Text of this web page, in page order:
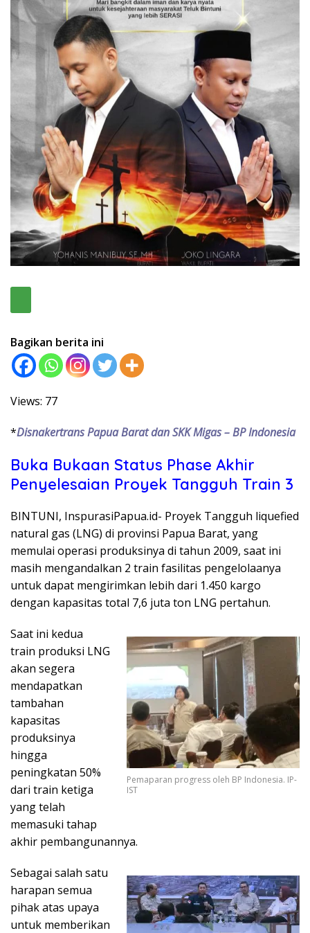
Bagikan berita ini
Views: 77
*Disnakertrans Papua Barat dan SKK Migas – BP Indonesia
Buka Bukaan Status Phase Akhir
Penyelesaian Proyek Tangguh Train 3
BINTUNI, InspurasiPapua.id- Proyek Tangguh liquefied
natural gas (LNG) di provinsi Papua Barat, yang
memulai operasi produksinya di tahun 2009, saat ini
masih mengandalkan 2 train fasilitas pengelolaanya
untuk dapat mengirimkan lebih dari 1.450 kargo
dengan kapasitas total 7,6 juta ton LNG pertahun.
Pemaparan progress oleh BP Indonesia. IP-
IST
Saat ini kedua
train produksi LNG
akan segera
mendapatkan
tambahan
kapasitas
produksinya
hingga
peningkatan 50%
dari train ketiga
yang telah
memasuki tahap
akhir pembangunannya.
Sebagai salah satu
harapan semua
pihak atas upaya
untuk memberikan